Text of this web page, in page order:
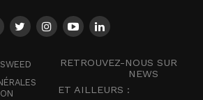
RETROUVEZ-NOUS SUR
NEWS
ET AILLEURS :